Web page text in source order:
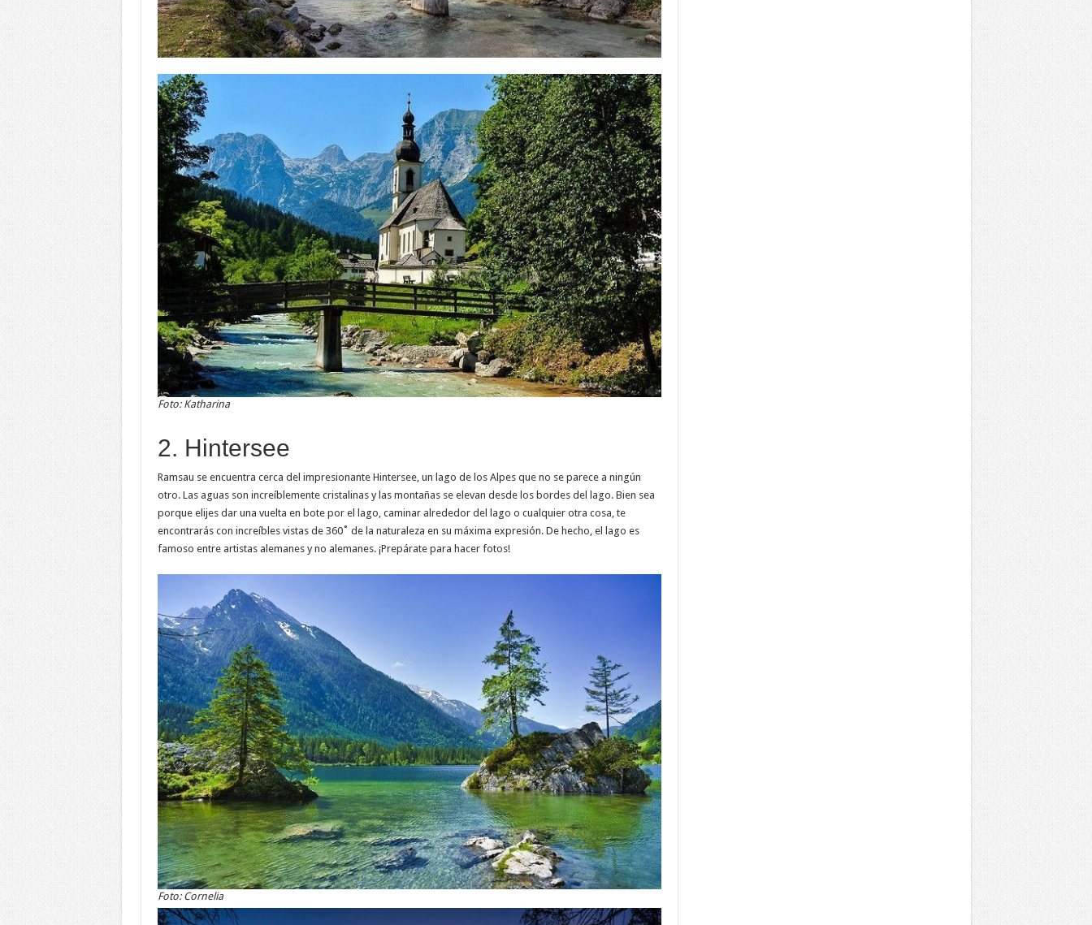
Foto: Katharina
2. Hintersee
Ramsau se encuentra cerca del impresionante Hintersee, un lago de los Alpes que no se parece a ningún
otro. Las aguas son increíblemente cristalinas y las montañas se elevan desde los bordes del lago. Bien sea
porque elijes dar una vuelta en bote por el lago, caminar alrededor del lago o cualquier otra cosa, te
encontrarás con increíbles vistas de 360˚ de la naturaleza en su máxima expresión. De hecho, el lago es
famoso entre artistas alemanes y no alemanes. ¡Prepárate para hacer fotos!
Foto: Cornelia